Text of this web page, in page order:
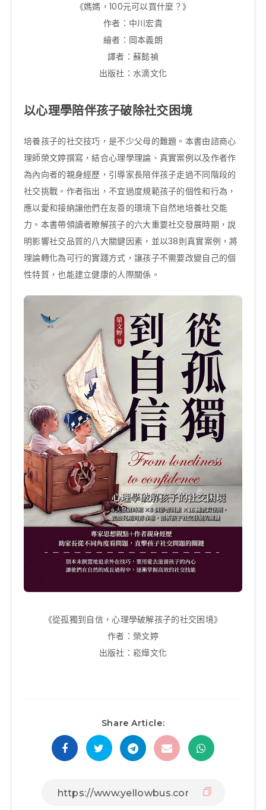
《媽媽，100元可以買什麼？》
作者：中川宏貴
繪者：岡本義朗
譯者：蘇懿禎
出版社：水滴文化
以心理學陪伴孩子破除社交困境
培養孩子的社交技巧，是不少父母的難題。本書由諮商心
理師榮文婷撰寫，結合心理學理論、真實案例以及作者作
為內向者的親身經歷，引導家長陪伴孩子走過不同階段的
社交挑戰。作者指出，不宜過度規範孩子的個性和行為，
應以愛和接納讓他們在友善的環境下自然地培養社交能
力。本書帶領讀者瞭解孩子的六大重要社交發展時期，說
明影響社交品質的八大關鍵因素，並以38則真實案例，將
理論轉化為可行的實踐方式，讓孩子不需要改變自己的個
性特質，也能建立健康的人際關係。
《從孤獨到自信，心理學破解孩子的社交困境》
作者：榮文婷
出版社：崧燁文化
Share Article: